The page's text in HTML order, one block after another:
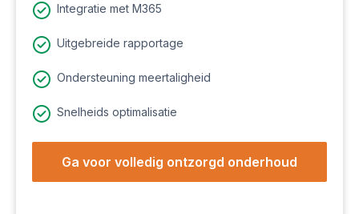
Integratie met M365
Uitgebreide rapportage
Ondersteuning meertaligheid
Snelheids optimalisatie
Ga voor volledig ontzorgd onderhoud